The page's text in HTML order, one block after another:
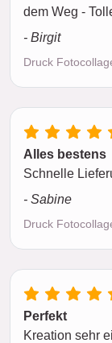
dem Weg -
- Birgit
Druck
Alles bestens
Schnelle
- Sabine
Druck
Perfekt
Kreation sehr